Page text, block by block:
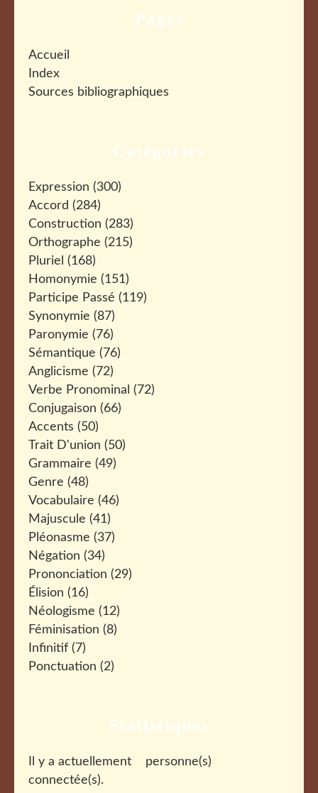
Catégories
Expression (300)
Accord (284)
Construction (283)
Orthographe (215)
Pluriel (168)
Homonymie (151)
Participe Passé (119)
Synonymie (87)
Paronymie (76)
Sémantique (76)
Anglicisme (72)
Verbe Pronominal (72)
Conjugaison (66)
Accents (50)
Trait D'union (50)
Grammaire (49)
Genre (48)
Vocabulaire (46)
Majuscule (41)
Pléonasme (37)
Négation (34)
Prononciation (29)
Élision (16)
Néologisme (12)
Féminisation (8)
Infinitif (7)
Ponctuation (2)
Pages
Accueil
Index
Sources bibliographiques
Statistiques
Il y a actuellement
personne(s)
connectée(s).